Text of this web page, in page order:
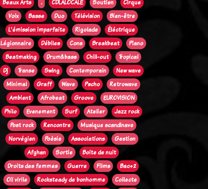
Beaux Arts
. CDLALOCALE Soutien
Cirque
Voix
Basse Duo Télévision
Bien-être
L'émission imparfaite
Rigolade
Éléctrique
Légionnaire
Débiles Cons Breakbeat
Piano
Beatmaking
Drum&bass Chill-out
Tropical
Dj
Transe Swing Contemporain
New wave
Minimal
Graff Wave Pscho
Retrowave
Ambient
Afrobeat Groove
EUROVISION
Philo
Evenement Surf Atelier
Jazz rock
Post rock
Rencontre
Musique scandinave
Norvégien
Poèsie Associations
Gestion
Afghan
Sortie
Boite de nuit
Droits des femmes
Guerre Films
Bac+2
Oi! virile
Rocksteady de bonhomme
Collecte